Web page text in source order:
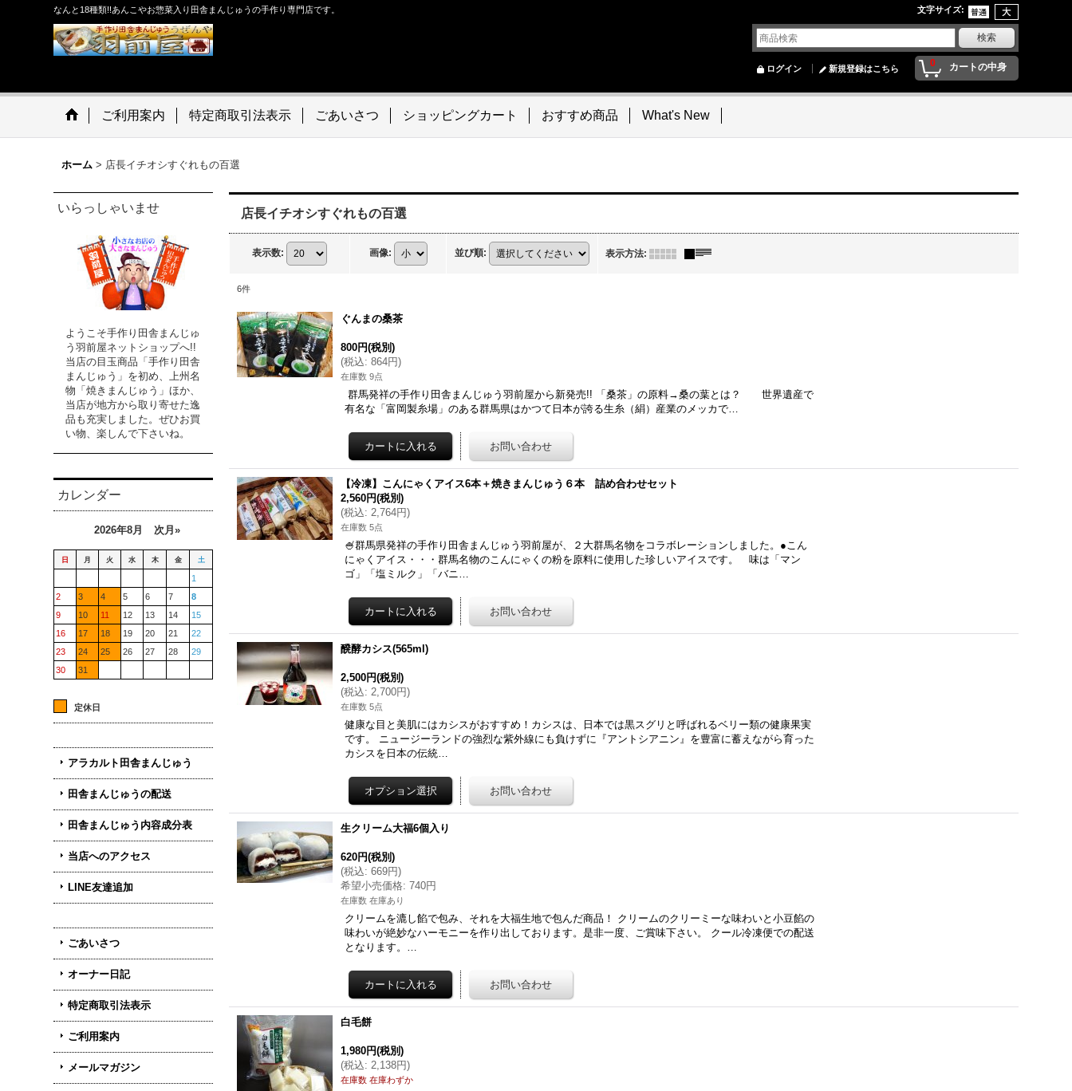
なんと18種類!!あんこやお惣菜入り田舎まんじゅうの手作り専門店です。 文字サイズ:
0 カートの中身
ログイン 新規登録はこちら
ご利用案内 特定商取引法表示 ごあいさつ ショッピングカート おすすめ商品 What's New
ホーム > 店長イチオシすぐれもの百選
いらっしゃいませ
ようこそ手作り田舎まんじゅ
う羽前屋ネットショップへ!!
当店の目玉商品「手作り田舎
まんじゅう」を初め、上州名
物「焼きまんじゅう」ほか、
当店が地方から取り寄せた逸
品も充実しました。ぜひお買
い物、楽しんで下さいね。
カレンダー
2026年8月 次月»
日 月 火 水 木 金 土
1
2
3 4 5 6 7
8
9
10 11 12 13 14
15
16
17 18 19 20 21
22
23
24 25 26 27 28
29
30
31
定休日
アラカルト田舎まんじゅう
田舎まんじゅうの配送
田舎まんじゅう内容成分表
当店へのアクセス
LINE友達追加
ごあいさつ
オーナー日記
特定商取引法表示
ご利用案内
メールマガジン
店長イチオシすぐれもの百選
表示数: 画像: 並び順: 表示方法:
6件
ぐんまの桑茶
800円(税別)
(税込: 864円)
在庫数 9点
群馬発祥の手作り田舎まんじゅう羽前屋から新発売!! 「桑茶」の原料→桑の葉とは？ 世界遺産で
有名な「富岡製糸場」のある群馬県はかつて日本が誇る生糸（絹）産業のメッカで…
【冷凍】こんにゃくアイス6本＋焼きまんじゅう６本 詰め合わせセット
2,560円(税別)
(税込: 2,764円)
在庫数 5点
🍧群馬県発祥の手作り田舎まんじゅう羽前屋が、２大群馬名物をコラボレーションしました。●こん
にゃくアイス・・・群馬名物のこんにゃくの粉を原料に使用した珍しいアイスです。 味は「マン
ゴ」「塩ミルク」「バニ…
醗酵カシス(565ml)
2,500円(税別)
(税込: 2,700円)
在庫数 5点
健康な目と美肌にはカシスがおすすめ！カシスは、日本では黒スグリと呼ばれるベリー類の健康果実
です。 ニュージーランドの強烈な紫外線にも負けずに『アントシアニン』を豊富に蓄えながら育った
カシスを日本の伝統…
生クリーム大福6個入り
620円(税別)
(税込: 669円)
希望小売価格: 740円
在庫数 在庫あり
クリームを漉し餡で包み、それを大福生地で包んだ商品！ クリームのクリーミーな味わいと小豆餡の
味わいが絶妙なハーモニーを作り出しております。是非一度、ご賞味下さい。 クール冷凍便での配送
となります。…
白毛餅
1,980円(税別)
(税込: 2,138円)
在庫数 在庫わずか